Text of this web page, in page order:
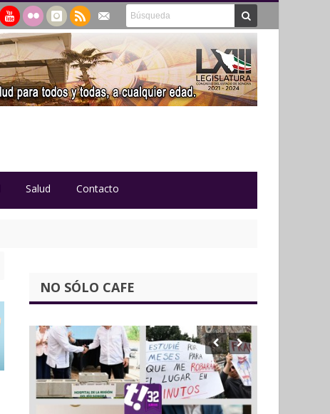
Salud Contacto
NO SÓLO CAFE